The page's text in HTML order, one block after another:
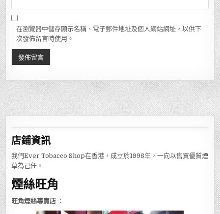
在瀏覽器中儲存顯示名稱、電子郵件地址及個人網站網址，以供下
次發佈留言時使用。
店鋪資訊
我們Ever Tobacco Shop在香港，成立於1998年，一向以售買優質煙
草為己任。
煙絲旺角
旺角煙絲專賣店 ：